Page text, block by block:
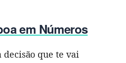
em Números
decisão que te vai